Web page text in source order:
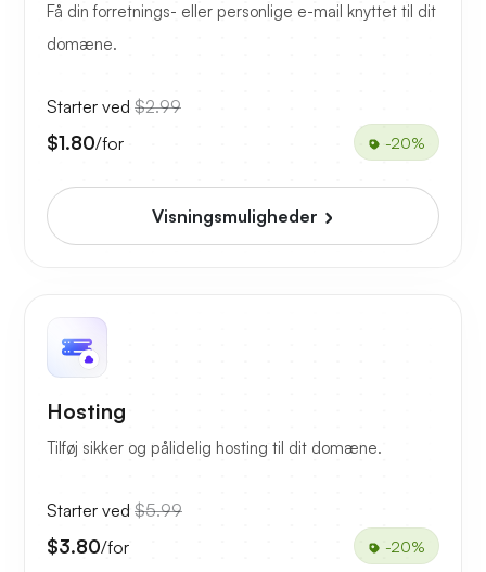
Få din forretnings- eller personlige e-mail knyttet til dit
domæne.
Starter ved $2.99
$1.80/for -20%
Visningsmuligheder
Hosting
Tilføj sikker og pålidelig hosting til dit domæne.
Starter ved $5.99
$3.80/for -20%